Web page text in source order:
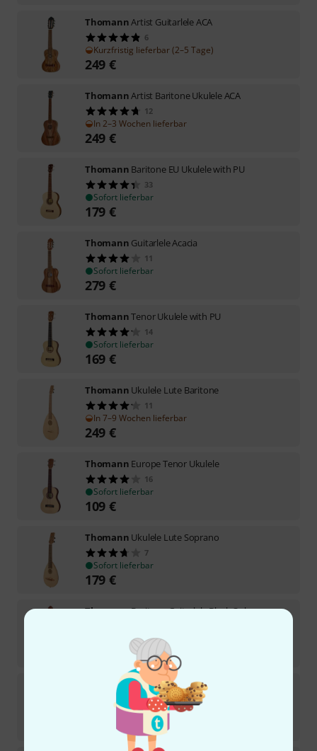
ThomannArtist Guitarlele ACA
6
Kurzfristig lieferbar (2–5 Tage)
249 €
ThomannArtist Baritone Ukulele ACA
12
In 2–3 Wochen lieferbar
249 €
Thomann Baritone EU Ukulele with PU
33
Sofort lieferbar
179 €
Thomann Guitarlele Acacia
11
Sofort lieferbar
279 €
ThomannTenor Ukulele with PU
14
Sofort lieferbar
169 €
Thomann Ukulele Lute Baritone
11
In 7–9 Wochen lieferbar
249 €
Thomann Europe Tenor Ukulele
16
Sofort lieferbar
109 €
Thomann Ukulele Lute Soprano
7
Sofort lieferbar
179 €
ThomannBaritone Guitarlele Black Oak
Sofort lieferbar
ThomannUkulele Banjo
10
Sofort lieferbar